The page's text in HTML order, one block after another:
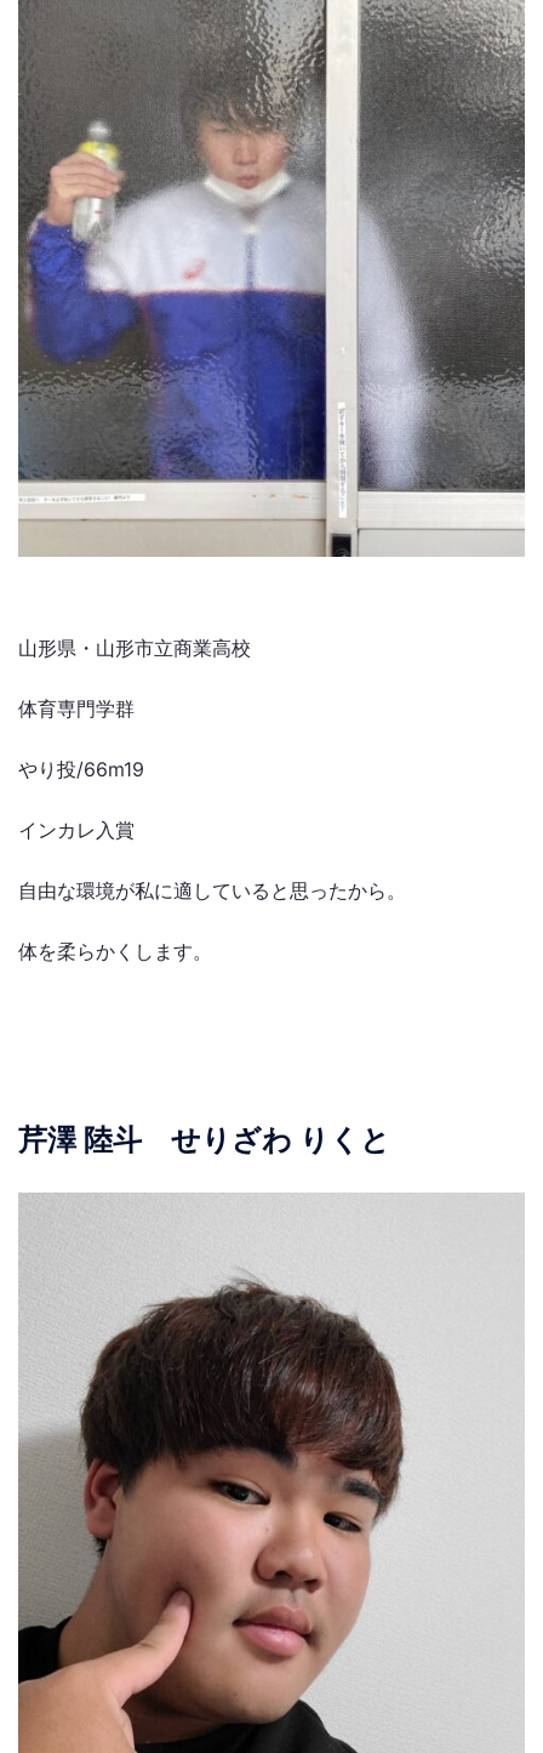
山形県・山形市立商業高校
体育専門学群
やり投/66m19
インカレ入賞
自由な環境が私に適していると思ったから。
体を柔らかくします。
芹澤 陸斗 せりざわ りくと